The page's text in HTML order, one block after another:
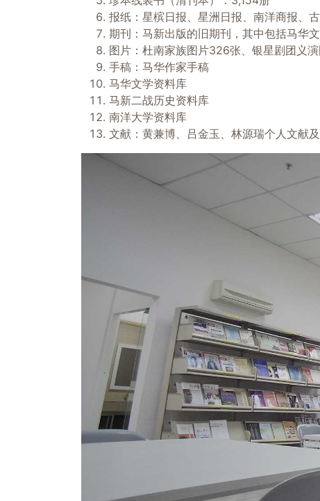
报纸：星槟日报、星洲日报、南洋商报、
期刊：马新出版的旧期刊，其中包括马华文
图片：杜南家族图片326张、银星剧团义演
手稿：马华作家手稿
马华文学资料库
马新二战历史资料库
南洋大学资料库
文献：黄兼博、吕金玉、林源瑞个人文献及